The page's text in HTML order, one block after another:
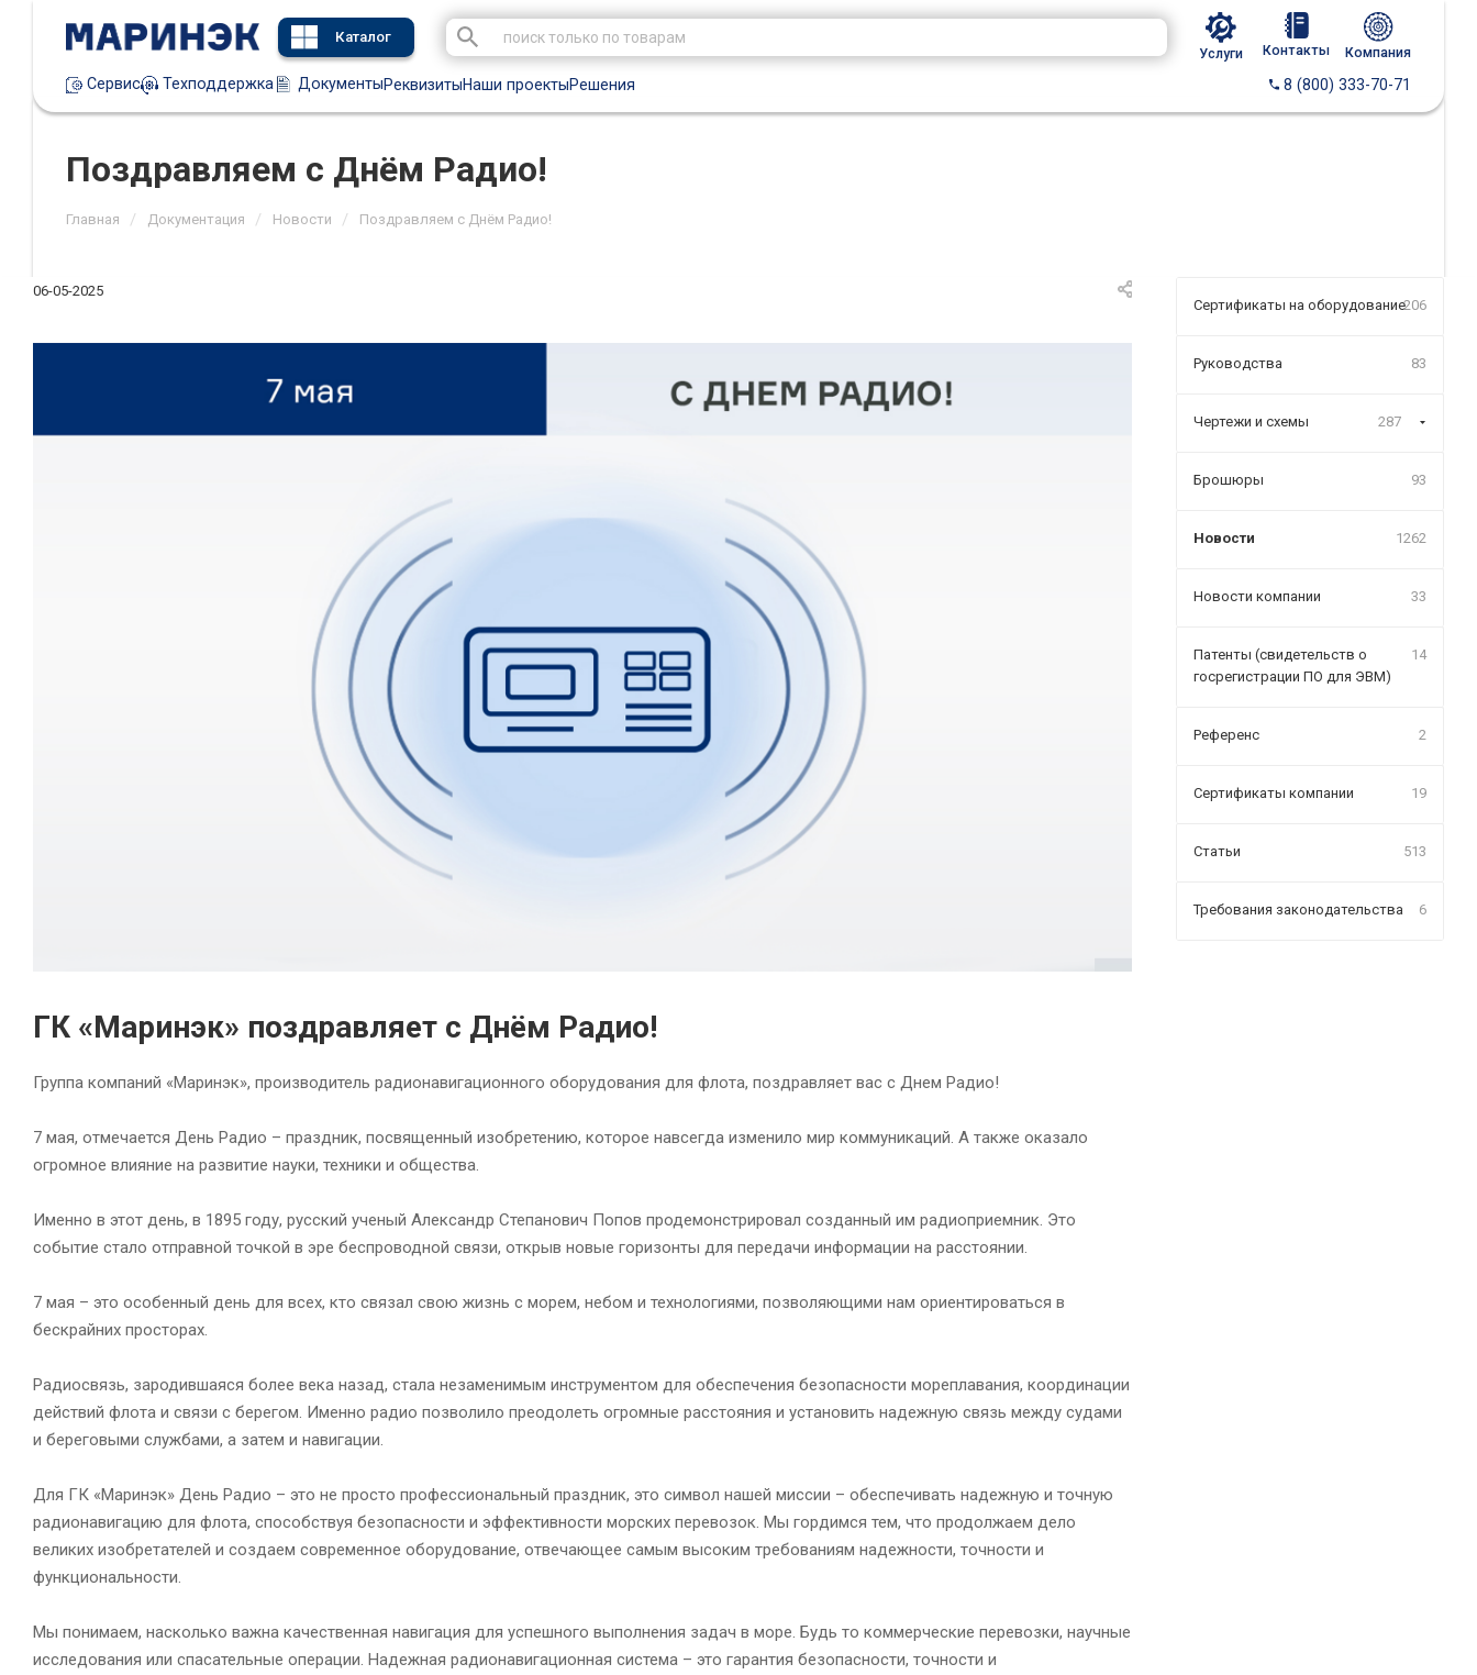
Каталог
Услуги Контакты Компания
Сервис Техподдержка ДокументыРеквизитыНаши проектыРешения 8 (800) 333-70-71
Поздравляем с Днём Радио!
Главная / Документация / Новости / Поздравляем с Днём Радио!
06-05-2025
ГК «Маринэк» поздравляет с Днём Радио!
Группа компаний «Маринэк», производитель радионавигационного оборудования для флота, поздравляет вас с Днем Радио!
7 мая, отмечается День Радио – праздник, посвященный изобретению, которое навсегда изменило мир коммуникаций. А также оказало
огромное влияние на развитие науки, техники и общества.
Именно в этот день, в 1895 году, русский ученый Александр Степанович Попов продемонстрировал созданный им радиоприемник. Это
событие стало отправной точкой в эре беспроводной связи, открыв новые горизонты для передачи информации на расстоянии.
7 мая – это особенный день для всех, кто связал свою жизнь с морем, небом и технологиями, позволяющими нам ориентироваться в
бескрайних просторах.
Радиосвязь, зародившаяся более века назад, стала незаменимым инструментом для обеспечения безопасности мореплавания, координации
действий флота и связи с берегом. Именно радио позволило преодолеть огромные расстояния и установить надежную связь между судами
и береговыми службами, а затем и навигации.
Для ГК «Маринэк» День Радио – это не просто профессиональный праздник, это символ нашей миссии – обеспечивать надежную и точную
радионавигацию для флота, способствуя безопасности и эффективности морских перевозок. Мы гордимся тем, что продолжаем дело
великих изобретателей и создаем современное оборудование, отвечающее самым высоким требованиям надежности, точности и
функциональности.
Мы понимаем, насколько важна качественная навигация для успешного выполнения задач в море. Будь то коммерческие перевозки, научные
исследования или спасательные операции. Надежная радионавигационная система – это гарантия безопасности, точности и
Сертификаты на оборудование206
Руководства 83
Чертежи и схемы 287
Брошюры 93
Новости 1262
Новости компании 33
Патенты (свидетельств о
госрегистрации ПО для ЭВМ)
14
Референс 2
Сертификаты компании 19
Статьи 513
Требования законодательства 6